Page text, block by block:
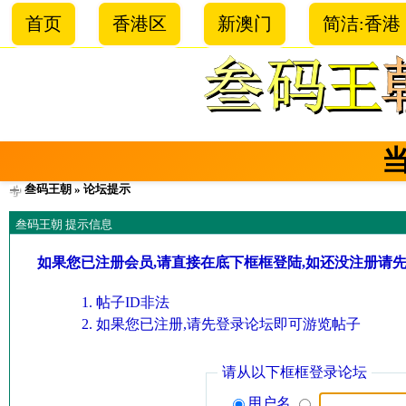
首页 香港区 新澳门 简洁:香港
叁码王朝 » 论坛提示
叁码王朝 提示信息
如果您已注册会员,请直接在底下框框登陆,如还没注册请
帖子ID非法
如果您已注册,请先登录论坛即可游览帖子
请从以下框框登录论坛
用户名